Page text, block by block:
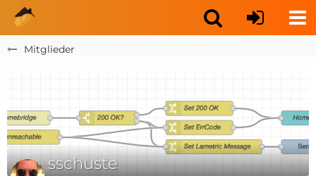
Mitglieder
sschuste